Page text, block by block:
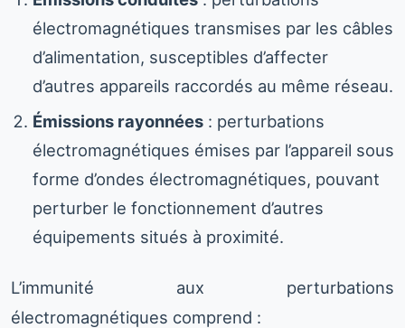
électromagnétiques transmises par les câbles
d’alimentation, susceptibles d’affecter
d’autres appareils raccordés au même réseau.
Émissions rayonnées : perturbations
électromagnétiques émises par l’appareil sous
forme d’ondes électromagnétiques, pouvant
perturber le fonctionnement d’autres
équipements situés à proximité.
L’immunité aux perturbations
électromagnétiques comprend :